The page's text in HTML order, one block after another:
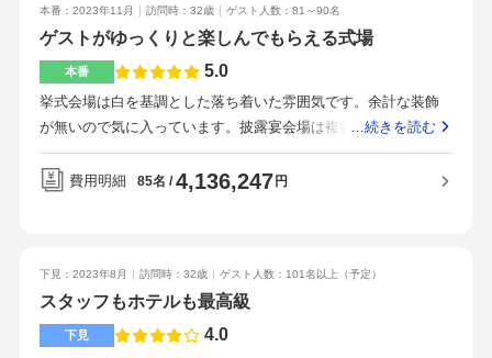
本番：2023年11月 訪問時：32歳 ゲスト人数：81～90名
ゲストがゆっくりと楽しんでもらえる式場
本番 5.0
挙式会場は白を基調とした落ち着いた雰囲気です。余計な装飾
が無いので気に入っています。披露宴会場は複数のテーマの装
飾があり、どの会場も素敵です。広さも参加人数によって調整
してくれます。特に大幅な値上がり無し。最初の見積もりから
来て感謝しております。列席者からも美味しかったとのお言葉
が多かったです。アクセスは駅近なので便利です。二次会も隣
の商業施設のお店に複数あるので、とても便利でした。どのス
…続きを読む
費用明細 85名 4,136,247円
下見：2023年8月 訪問時：32歳 ゲスト人数：101名以上 （予定）
スタッフもホテルも最高級
下見 4.0